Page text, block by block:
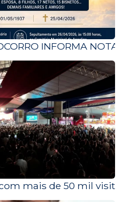
INFORMA
mais de 50 mil